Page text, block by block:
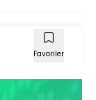
Favoriler